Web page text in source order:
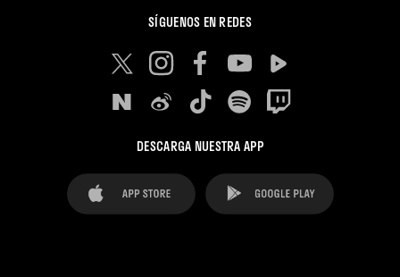
SÍGUENOS EN REDES
DESCARGA NUESTRA APP